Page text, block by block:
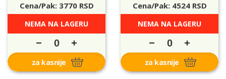
Cena/Pak: 3770RSD
NEMA NA LAGERU
za kasnije
Cena/Pak: 4524RSD
NEMA NA LAGERU
za kasnije